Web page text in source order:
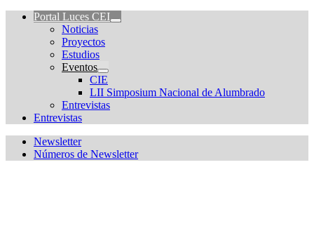
Portal Luces CEI
Noticias
Proyectos
Estudios
Eventos
CIE
LII Simposium Nacional de Alumbrado
Entrevistas
Entrevistas
Newsletter
Números de Newsletter